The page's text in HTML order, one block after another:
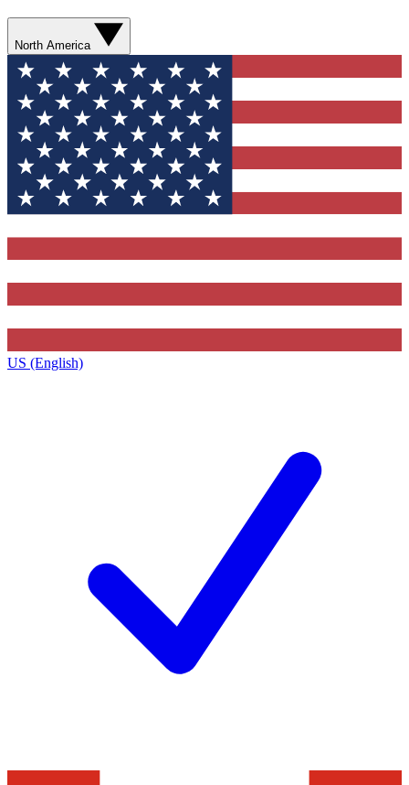
North America
US (English)